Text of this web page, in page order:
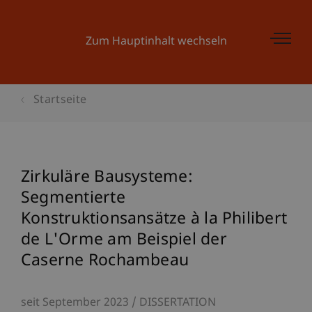
Zum Hauptinhalt wechseln
Startseite
Zirkuläre Bausysteme:
Segmentierte
Konstruktionsansätze à la Philibert
de L'Orme am Beispiel der
Caserne Rochambeau
seit September 2023 DISSERTATION